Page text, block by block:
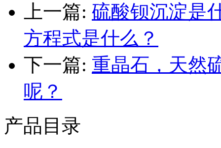
上一篇: 硫酸钡沉淀是
方程式是什么？
下一篇: 重晶石，天然
呢？
产品目录